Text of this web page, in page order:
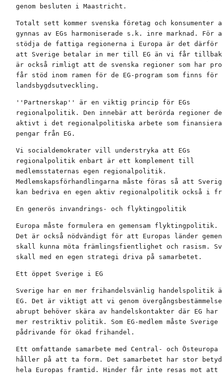
genom besluten i Maastricht.
Totalt sett kommer svenska företag och konsumenter
gynnas av EGs harmoniserade s.k. inre marknad. För
stödja de fattiga regionerna i Europa är det
att Sverige betalar in mer till EG än vi får
är också rimligt att de svenska regioner som har
får stöd inom ramen för de EG-program som finns
landsbygdsutveckling.
''Partnerskap'' är en viktig princip för EGs
regionalpolitik. Den innebär att berörda regioner
aktivt i det regionalpolitiska arbete som
pengar från EG.
Vi socialdemokrater vill understryka att EGs
regionalpolitik enbart är ett komplement till
medlemsstaternas egen regionalpolitik.
Medlemskapsförhandlingarna måste föras så att
kan bedriva en egen aktiv regionalpolitik också i
En generös invandrings- och flyktingpolitik
Europa måste formulera en gemensam flyktingpolitik.
Det är också nödvändigt för att Europas länder
skall kunna möta främlingsfientlighet och rasism.
skall med en egen strategi driva på samarbetet.
Ett öppet Sverige i EG
Sverige har en mer frihandelsvänlig handelspolitik
EG. Det är viktigt att vi genom
abrupt behöver skära av handelskontakter där EG har
mer restriktiv politik. Som EG-medlem måste
pådrivande för ökad frihandel.
Ett omfattande samarbete med Central- och Östeuropa
håller på att ta form. Det samarbetet har stor
hela Europas framtid. Hinder får inte resas mot att